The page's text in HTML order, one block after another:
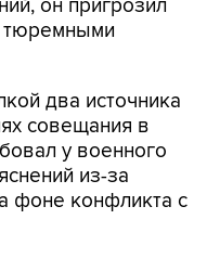
он пригрозил
тюремными
два источника
совещания в
у военного
из-за
фоне конфликта с